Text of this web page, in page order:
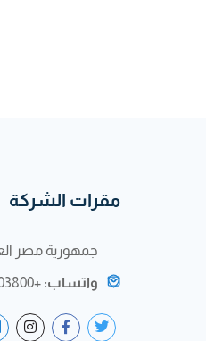
مقرات الشركة
جمهورية مصر
واتساب: +201101203800